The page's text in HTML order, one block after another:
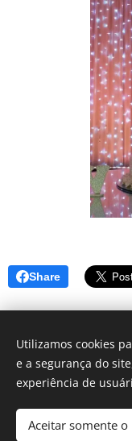
Share
Contato:
Utilizamos cookies
e a segurança do
experiência de
Aceitar somente o